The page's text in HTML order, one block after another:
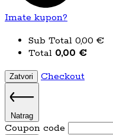
Imate kupon?
Sub Total 0,00 €
Total 0,00 €
Zatvori Checkout
Natrag
Coupon code